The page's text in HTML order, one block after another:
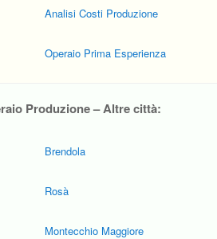
Analisi Costi Produzione
Operaio Prima Esperienza
Produzione – Altre città:
Brendola
Rosà
Montecchio Maggiore